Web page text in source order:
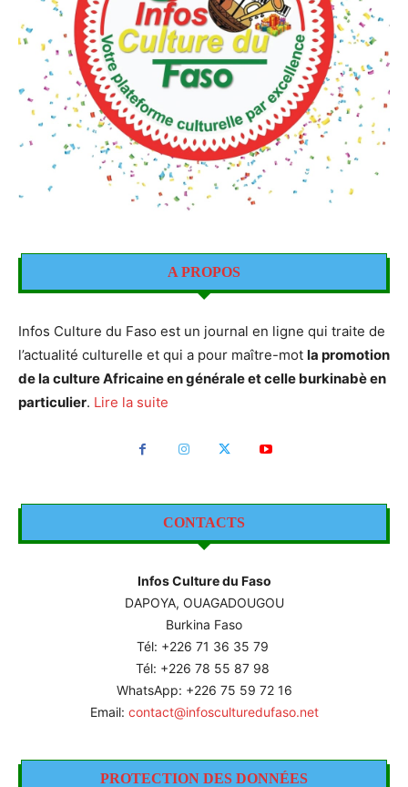
A PROPOS
Infos Culture du Faso est un journal en ligne qui traite de
l’actualité culturelle et qui a pour maître-mot la promotion
de la culture Africaine en générale et celle burkinabè en
particulier. Lire la suite
CONTACTS
Infos Culture du Faso
DAPOYA, OUAGADOUGOU
Burkina Faso
Tél: +226 71 36 35 79
Tél: +226 78 55 87 98
WhatsApp: +226 75 59 72 16
Email: contact@infosculturedufaso.net
PROTECTION DES DONNÉES